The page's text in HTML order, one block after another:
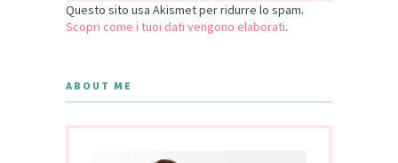
Questo sito usa Akismet per ridurre lo spam.
Scopri come i tuoi dati vengono elaborati.
ABOUT ME